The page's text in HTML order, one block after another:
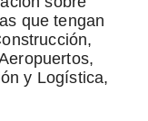
que tengan
y Logística,